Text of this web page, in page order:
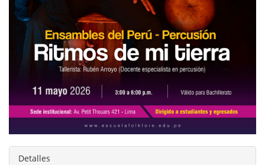
Detalles